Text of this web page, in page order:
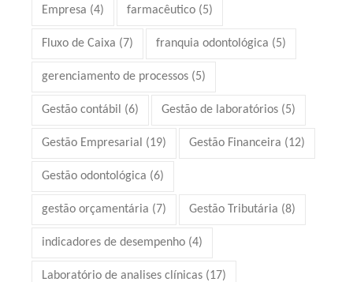
Empresa (4) farmacêutico (5)
Fluxo de Caixa (7) franquia odontológica (5)
gerenciamento de processos (5)
Gestão contábil (6) Gestão de laboratórios (5)
Gestão Empresarial (19) Gestão Financeira (12)
Gestão odontológica (6)
gestão orçamentária (7) Gestão Tributária (8)
indicadores de desempenho (4)
Laboratório de analises clínicas (17)